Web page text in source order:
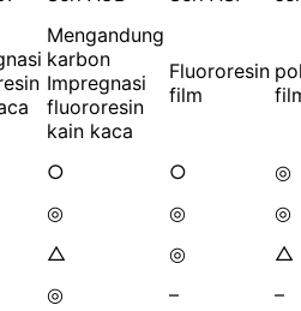
Mengandung
karbon
Impregnasi
fluororesin
kain kaca
Fluororesin
film
○ ○
◎
◎ ◎
◎
△ ◎
△
◎ –
–